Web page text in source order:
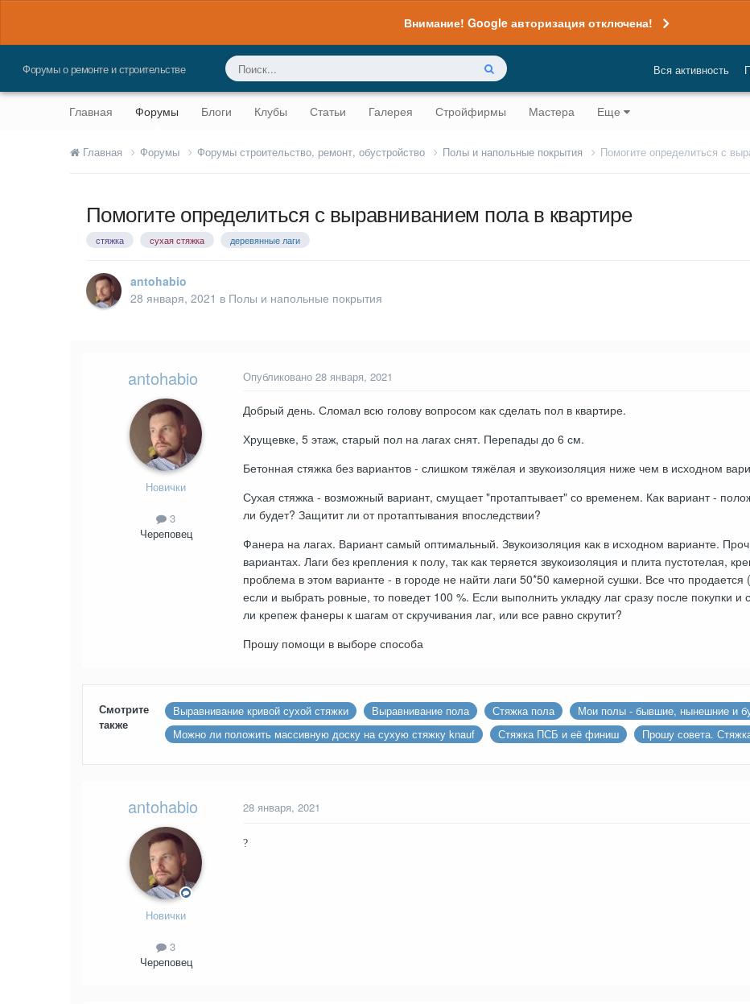
Внимание! Google авторизация отключена!
Форумы о ремонте и строительстве Вся активность
Главная Форумы Блоги Клубы Статьи Галерея Стройфирмы Мастера Еще
Главная Форумы Форумы строительство, ремонт, обустройство Полы и напольные покрытия Помогите определиться с
Помогите определиться с выравниванием пола в квартире
стяжка сухая стяжка деревянные лаги
antohabio
28 января, 2021 в Полы и напольные покрытия
antohabio
Новички
3
Череповец
Опубликовано 28 января, 2021
Добрый день. Сломал всю голову вопросом как сделать пол в квартире.
Хрущевке, 5 этаж, старый пол на лагах снят. Перепады до 6 см.
Бетонная стяжка без вариантов - слишком тяжёлая и звукоизоляция ниже чем в исходном
Сухая стяжка - возможный вариант, смущает "протаптывает" со временем. Как вариант -
ли будет? Защитит ли от протаптывания впоследствии?
Фанера на лагах. Вариант самый оптимальный. Звукоизоляция как в исходном варианте.
вариантах. Лаги без крепления к полу, так как теряется звукоизоляция и плита пустотелая,
проблема в этом варианте - в городе не найти лаги 50*50 камерной сушки. Все что
если и выбрать ровные, то поведет 100 %. Если выполнить укладку лаг сразу после покупки
ли крепеж фанеры к шагам от скручивания лаг, или все равно скрутит?
Прошу помощи в выборе способа
Смотрите
также
Выравнивание кривой сухой стяжки Выравнивание пола Стяжка пола Мои полы - бывшие, нынешние и
Можно ли положить массивную доску на сухую стяжку knauf
Стяжка ПСБ и её финиш Прошу совета.
antohabio
Новички
3
Череповец
28 января, 2021
?